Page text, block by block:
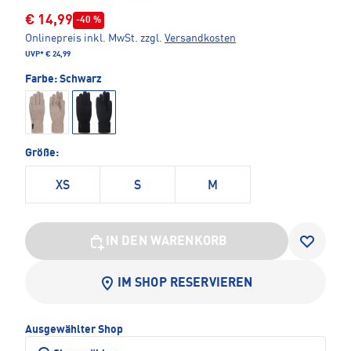
€ 14,99 -40 %
Onlinepreis inkl. MwSt. zzgl. Versandkosten
UVP* € 24,99
Farbe: Schwarz
Größe:
XS S M
IN DEN WARENKORB
IM SHOP RESERVIEREN
Ausgewählter Shop